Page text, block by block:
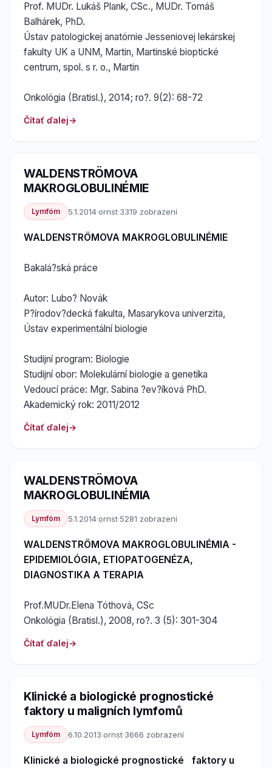
Prof. MUDr. Lukáš Plank, CSc., MUDr. Tomáš
Balhárek, PhD.
Ústav patologickej anatómie Jesseniovej lekárskej
fakulty UK a UNM, Martin, Martinské bioptické
centrum, spol. s r. o., Martin
Onkológia (Bratisl.), 2014; ro?. 9(2): 68-72
Čítať ďalej
WALDENSTRÖMOVA
MAKROGLOBULINÉMIE
Lymfóm 5.1.2014·ornst·3319 zobrazení
WALDENSTRÖMOVA MAKROGLOBULINÉMIE
Bakalá?ská práce
Autor: Lubo? Novák
P?írodov?decká fakulta, Masarykova univerzita,
Ústav experimentální biologie
Studijní program: Biologie
Studijní obor: Molekulární biologie a genetika
Vedoucí práce: Mgr. Sabina ?ev?íková PhD.
Akademický rok: 2011/2012
Čítať ďalej
WALDENSTRÖMOVA
MAKROGLOBULINÉMIA
Lymfóm 5.1.2014·ornst·5281 zobrazení
WALDENSTRÖMOVA MAKROGLOBULINÉMIA -
EPIDEMIOLÓGIA, ETIOPATOGENÉZA,
DIAGNOSTIKA A TERAPIA
Prof.MUDr.Elena Tóthová, CSc
Onkológia (Bratisl.), 2008, ro?. 3 (5): 301-304
Čítať ďalej
Klinické a biologické prognostické
faktory u maligních lymfomů
Lymfóm 6.10.2013·ornst·3666 zobrazení
Klinické a biologické prognostické faktory u